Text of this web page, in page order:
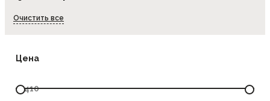
Очистить все
Цена